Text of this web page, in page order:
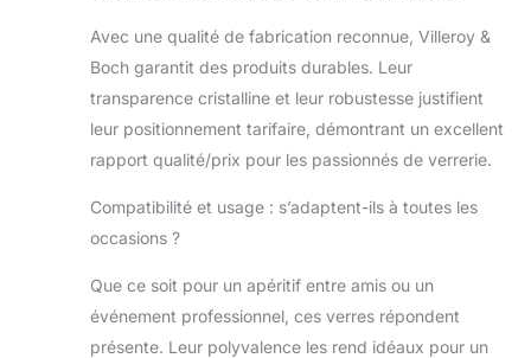
Avec une qualité de fabrication reconnue, Villeroy &
Boch garantit des produits durables. Leur
transparence cristalline et leur robustesse justifient
leur positionnement tarifaire, démontrant un excellent
rapport qualité/prix pour les passionnés de verrerie.
Compatibilité et usage : s’adaptent-ils à toutes les
occasions ?
Que ce soit pour un apéritif entre amis ou un
événement professionnel, ces verres répondent
présente. Leur polyvalence les rend idéaux pour un